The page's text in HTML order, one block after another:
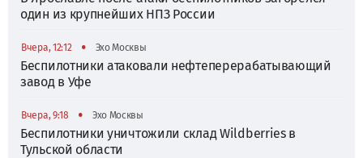
один из крупнейших НПЗ России
Вчера, 12:12 • Эхо Москвы
Беспилотники атаковали нефтеперерабатывающий
завод в Уфе
Вчера, 9:18 • Эхо Москвы
Беспилотники уничтожили склад Wildberries в
Тульской области